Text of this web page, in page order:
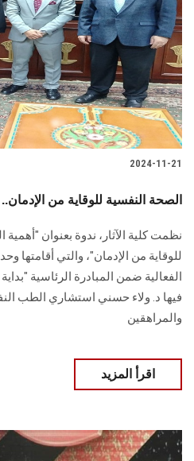
2024-11-21
الصحة النفسية للوقاية من
نظمت كلية الآثار، ندوة بعنوان
للوقاية ‏من الإدمان"، والتي أقامتها
الفعالية ضمن ‏المبادرة الرئاسية
فيها د. ولاء حسني استشاري الطب
والمراهقين ‏
اقرأ المزيد